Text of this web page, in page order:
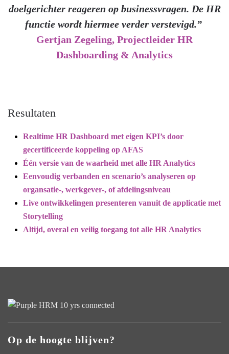
doelgerichter reageren op businessvragen. De HR
functie wordt hiermee verder verstevigd.”
Gertjan Zegeling, Projectleider HR
Dashboarding & Analytics
Resultaten
Realtime HR Dashboard met eigen KPI’s door
gecertificeerde koppeling op AFAS
Één versie van de waarheid met alle HR Analytics
Eenvoudig verbanden en scenario’s analyseren op
organsatie-, werkgever-, of afdelingsniveau
Live ontwikkelingen presenteren vanuit de applicatie met
Storytelling
Altijd, overal en veilig toegang tot alle HR Analytics
Op de hoogte blijven?